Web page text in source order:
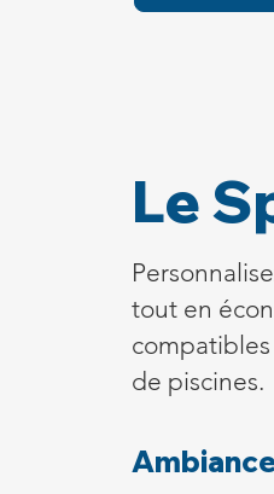
Le
tout en
de piscines.